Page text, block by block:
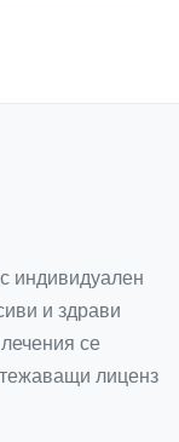
индивидуален
и здрави
се
лиценз